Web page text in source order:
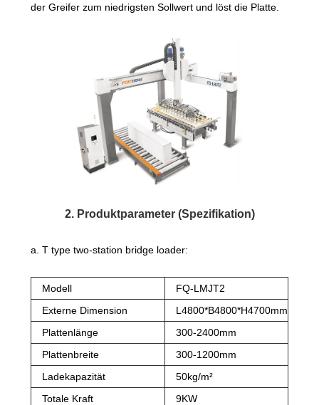
der Greifer zum niedrigsten Sollwert und löst die Platte.
2. Produktparameter (Spezifikation)
a. T type two-station bridge loader:
Modell
FQ-LMJT2
Externe Dimension
L4800*B4800*H4700mm
Plattenlänge
300-2400mm
Plattenbreite
300-1200mm
Ladekapazität
50kg/m²
Totale Kraft
9KW